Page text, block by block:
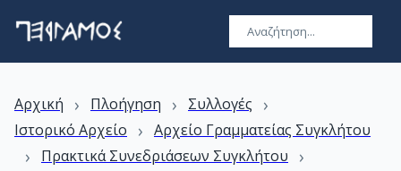
Αρχική › Πλοήγηση › Συλλογές ›
Ιστορικό Αρχείο › Αρχείο Γραμματείας Συγκλήτου
› Πρακτικά Συνεδριάσεων Συγκλήτου ›